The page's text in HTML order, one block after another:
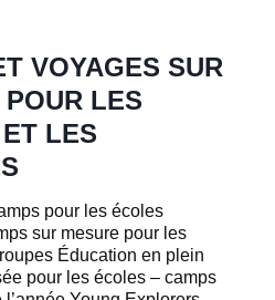
VOYAGES SUR
LES
LES
pour les écoles
sur mesure pour les
Éducation en plein
pour les écoles – camps